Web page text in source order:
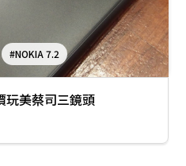
#NOKIA 7.2
玩美蔡司三鏡頭